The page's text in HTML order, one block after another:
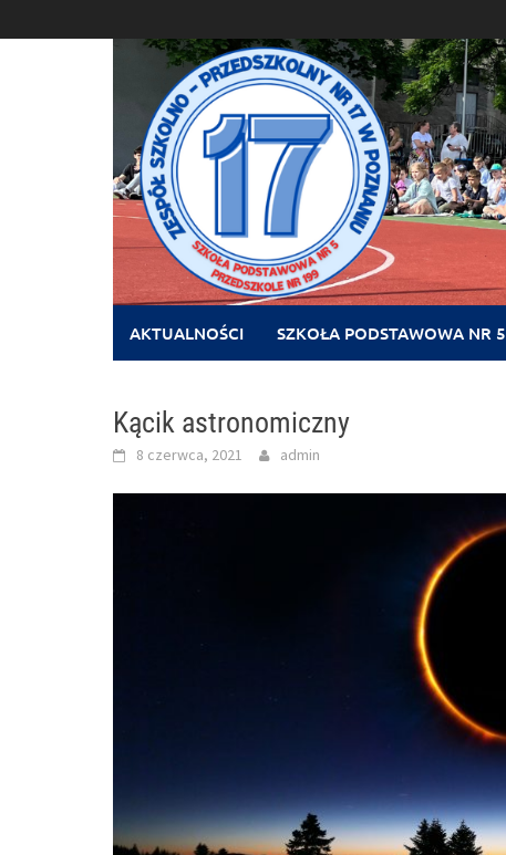
to
AKTUALNOŚCI SZKOŁA PODSTAWOWA NR 5
Kącik astronomiczny
8 czerwca, 2021 admin